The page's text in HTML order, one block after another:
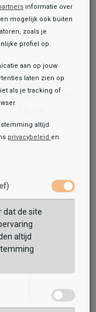
Upper Cleaner
informatie over
mogelijk ook buiten
zoals je
profiel op.
aan op jouw
laten zien op
als je tracking of
altijd
privacybeleid en
dat de site
altijd